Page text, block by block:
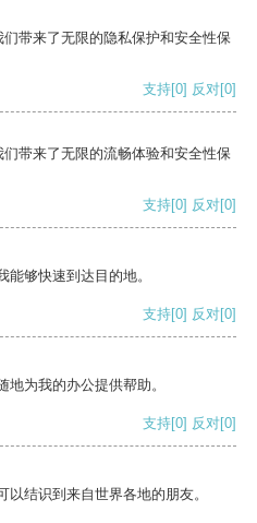
带来了无限的隐私保护和安全性保
支持[0] 反对[0]
带来了无限的流畅体验和安全性保
支持[0] 反对[0]
够快速到达目的地。
支持[0] 反对[0]
为我的办公提供帮助。
支持[0] 反对[0]
结识到来自世界各地的朋友。